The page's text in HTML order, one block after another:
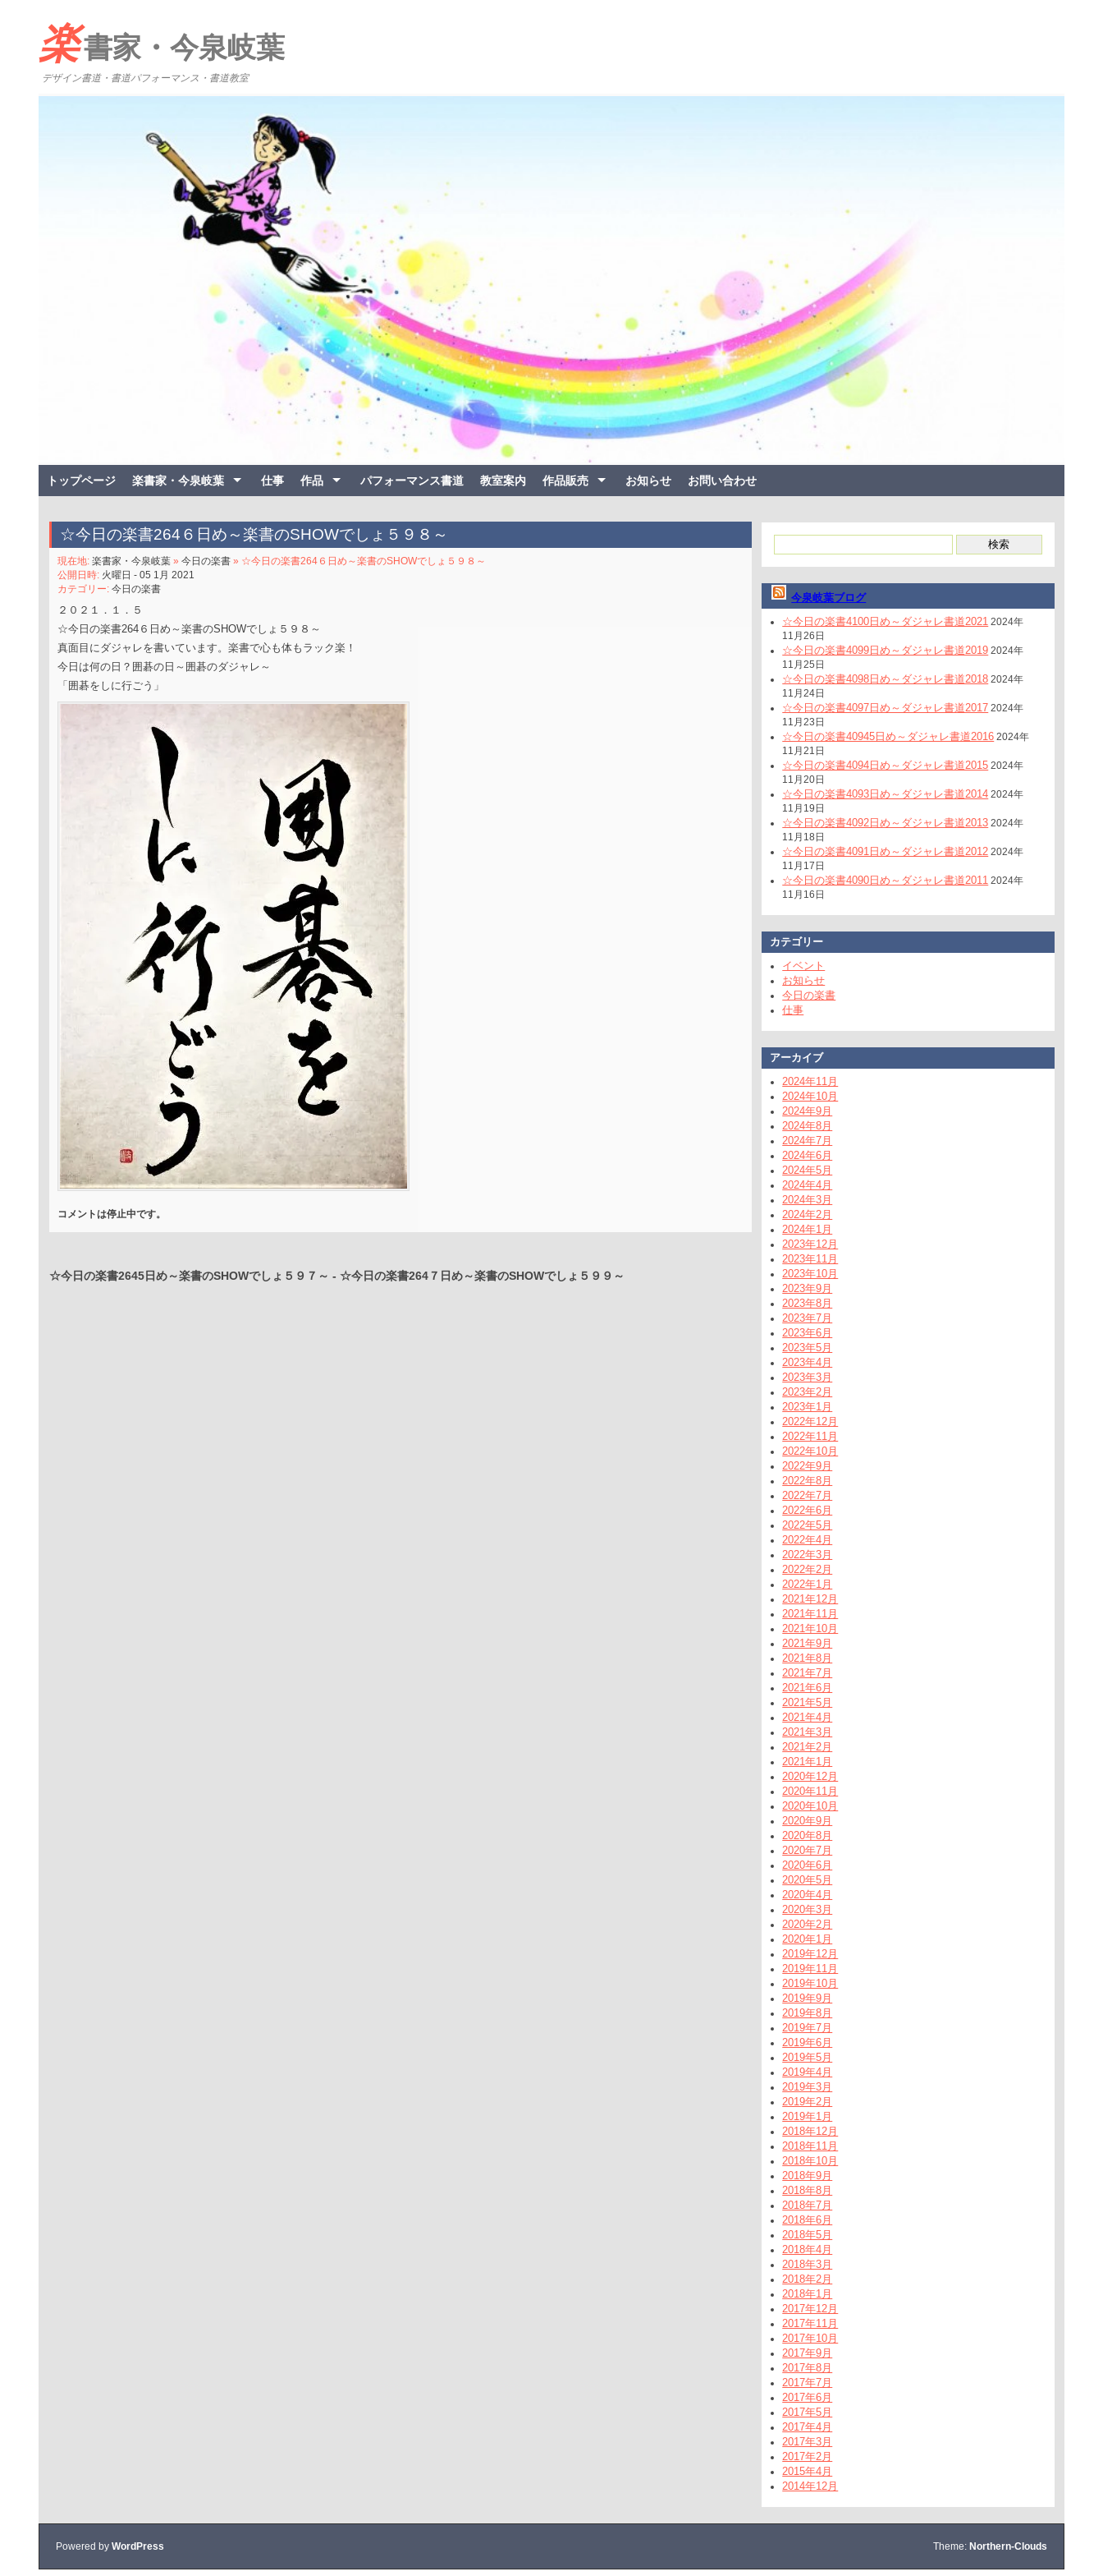
楽書家・今泉岐葉
デザイン書道・書道パフォーマンス・書道教室
トップページ 楽書家・今泉岐葉 仕事 作品 パフォーマンス書道 教室案内 作品販売 お知らせ お問い合わせ
☆今日の楽書264６日め～楽書のSHOWでしょ５９８～
現在地: 楽書家・今泉岐葉» 今日の楽書» ☆今日の楽書264６日め～楽書のSHOWでしょ５９８～
公開日時: 火曜日 - 05 1月 2021
カテゴリー: 今日の楽書
２０２１．１．５
☆今日の楽書264６日め～楽書のSHOWでしょ５９８～
真面目にダジャレを書いています。楽書で心も体もラック楽！
今日は何の日？囲碁の日～囲碁のダジャレ～
「囲碁をしに行ごう」
コメントは停止中です。
☆今日の楽書2645日め～楽書のSHOWでしょ５９７～ - ☆今日の楽書264７日め～楽書のSHOWでしょ５９９～
今泉岐葉ブログ
☆今日の楽書4100日め～ダジャレ書道2021 2024年
11月26日
☆今日の楽書4099日め～ダジャレ書道2019 2024年
11月25日
☆今日の楽書4098日め～ダジャレ書道2018 2024年
11月24日
☆今日の楽書4097日め～ダジャレ書道2017 2024年
11月23日
☆今日の楽書40945日め～ダジャレ書道2016 2024年
11月21日
☆今日の楽書4094日め～ダジャレ書道2015 2024年
11月20日
☆今日の楽書4093日め～ダジャレ書道2014 2024年
11月19日
☆今日の楽書4092日め～ダジャレ書道2013 2024年
11月18日
☆今日の楽書4091日め～ダジャレ書道2012 2024年
11月17日
☆今日の楽書4090日め～ダジャレ書道2011 2024年
11月16日
カテゴリー
イベント
お知らせ
今日の楽書
仕事
アーカイブ
2024年11月
2024年10月
2024年9月
2024年8月
2024年7月
2024年6月
2024年5月
2024年4月
2024年3月
2024年2月
2024年1月
2023年12月
2023年11月
2023年10月
2023年9月
2023年8月
2023年7月
2023年6月
2023年5月
2023年4月
2023年3月
2023年2月
2023年1月
2022年12月
2022年11月
2022年10月
2022年9月
2022年8月
2022年7月
2022年6月
2022年5月
2022年4月
2022年3月
2022年2月
2022年1月
2021年12月
2021年11月
2021年10月
2021年9月
2021年8月
2021年7月
2021年6月
2021年5月
2021年4月
2021年3月
2021年2月
2021年1月
2020年12月
2020年11月
2020年10月
2020年9月
2020年8月
2020年7月
2020年6月
2020年5月
2020年4月
2020年3月
2020年2月
2020年1月
2019年12月
2019年11月
2019年10月
2019年9月
2019年8月
2019年7月
2019年6月
2019年5月
2019年4月
2019年3月
2019年2月
2019年1月
2018年12月
2018年11月
2018年10月
2018年9月
2018年8月
2018年7月
2018年6月
2018年5月
2018年4月
2018年3月
2018年2月
2018年1月
2017年12月
2017年11月
2017年10月
2017年9月
2017年8月
2017年7月
2017年6月
2017年5月
2017年4月
2017年3月
2017年2月
2015年4月
2014年12月
Theme: Northern-Clouds
Powered by WordPress